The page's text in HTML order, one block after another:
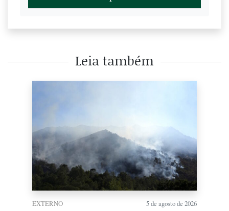
Leia também
EXTERNO 5 de agosto de 2026